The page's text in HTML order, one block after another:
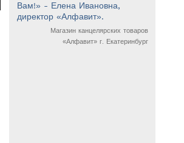
Вам!» - Елена Ивановна,
директор «Алфавит».
Магазин канцелярских товаров
«Алфавит» г. Екатеринбург